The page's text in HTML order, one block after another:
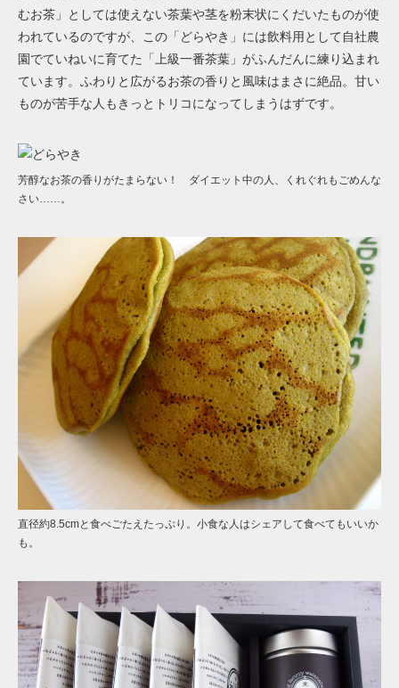
むお茶」としては使えない茶葉や茎を粉末状にくだいたものが使
われているのですが、この「どらやき」には飲料用として自社農
園でていねいに育てた「上級一番茶葉」がふんだんに練り込まれ
ています。ふわりと広がるお茶の香りと風味はまさに絶品。甘い
ものが苦手な人もきっとトリコになってしまうはずです。
芳醇なお茶の香りがたまらない！ ダイエット中の人、くれぐれもごめんな
さい……。
直径約8.5cmと食べごたえたっぷり。小食な人はシェアして食べてもいいか
も。